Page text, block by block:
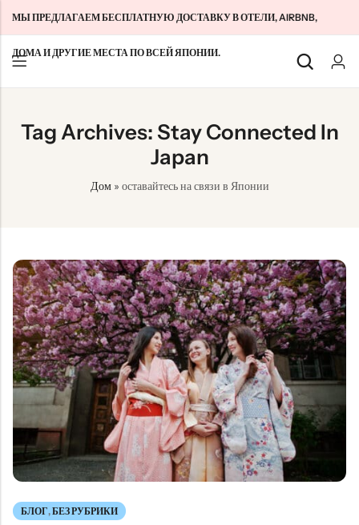
МЫ ПРЕДЛАГАЕМ БЕСПЛАТНУЮ ДОСТАВКУ В ОТЕЛИ, AIRBNB,
ДОМА И ДРУГИЕ МЕСТА ПО ВСЕЙ ЯПОНИИ.
Tag Archives: Stay Connected In
Japan
Дом» оставайтесь на связи в Японии
БЛОГ,БЕЗ РУБРИКИ
Туристические SIM-карты Японии
Долгосрочные SIM-карты для Японии
Домашний WiFi безлимитный
Карманный WiFi безлимитный
Облачный WiFi без ограничений
О нас
特定商取引法に基づく表記